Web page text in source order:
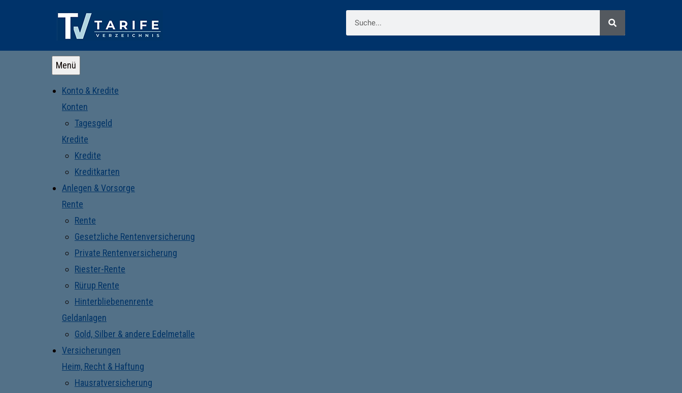
Menü
Konto & Kredite
Konten
Tagesgeld
Kredite
Kredite
Kreditkarten
Anlegen & Vorsorge
Rente
Rente
Gesetzliche Rentenversicherung
Private Rentenversicherung
Riester-Rente
Rürup Rente
Hinterbliebenenrente
Geldanlagen
Gold, Silber & andere Edelmetalle
Versicherungen
Heim, Recht & Haftung
Hausratversicherung